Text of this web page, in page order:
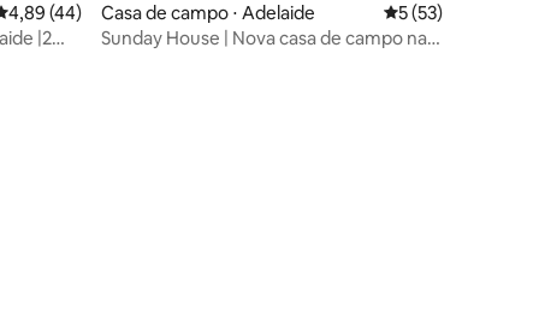
de uma avaliação média de 5, 44 avaliações
4,89 (44)
|2
Casa de campo ⋅ Adelaide 5 de uma
5 (53)
Sunday House | Nova casa de campo na